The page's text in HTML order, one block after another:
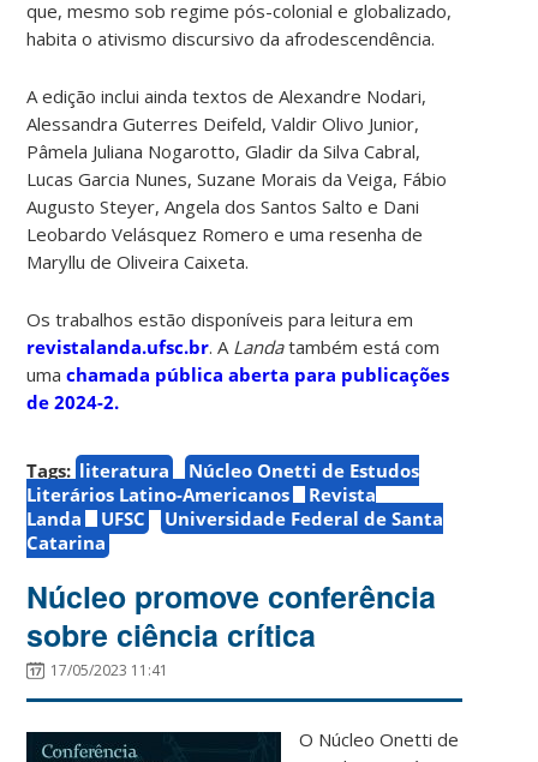
que, mesmo sob regime pós-colonial e globalizado,
habita o ativismo discursivo da afrodescendência.
A edição inclui ainda textos deAlexandre Nodari,
Alessandra Guterres Deifeld, Valdir Olivo Junior,
Pâmela Juliana Nogarotto, Gladir da Silva Cabral,
Lucas Garcia Nunes, Suzane Morais da Veiga, Fábio
Augusto Steyer, Angela dos Santos Salto e Dani
Leobardo Velásquez Romero e uma resenha de
Maryllu de Oliveira Caixeta.
Os trabalhos estão disponíveis para leitura em
revistalanda.ufsc.br. A Landatambém está com
umachamada pública aberta para publicações
de 2024-2.
Tags: literatura
Núcleo Onetti de Estudos
Literários Latino-Americanos
Revista
Landa
UFSC
Universidade Federal de Santa
Catarina
Núcleo promove conferência
sobre ciência crítica
17/05/2023 11:41
O Núcleo Onetti de